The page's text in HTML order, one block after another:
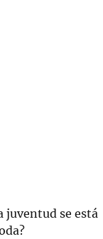
juventud se está